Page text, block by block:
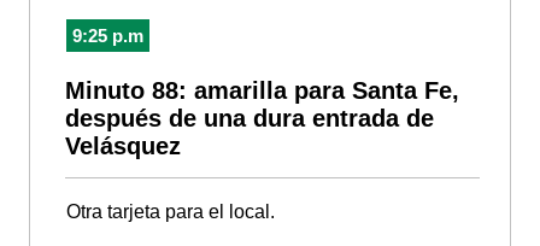
9:25 p.m
Minuto 88: amarilla para Santa Fe,
después de una dura entrada de
Velásquez
Otra tarjeta para el local.